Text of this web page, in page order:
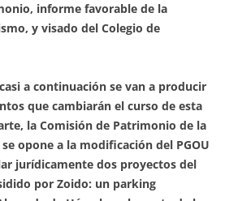
informe favorable de la
y visado del Colegio de
a continuación se van a producir
que cambiarán el curso de esta
la Comisión de Patrimonio de la
opone a la modificación del PGOU
jurídicamente dos proyectos del
por Zoido: un parking